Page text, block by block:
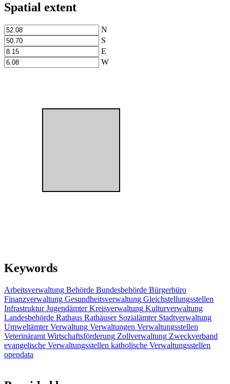
Spatial extent
N
S
E
W
Keywords
Arbeitsverwaltung Behörde Bundesbehörde Bürgerbüro
Finanzverwaltung Gesundheitsverwaltung Gleichstellungsstellen
Infrastruktur Jugendämter Kreisverwaltung Kulturverwaltung
Landesbehörde Rathaus Rathäuser Sozialämter Stadtverwaltung
Umweltämter Verwaltung Verwaltungen Verwaltungsstellen
Veterinäramt Wirtschaftsförderung Zollverwaltung Zweckverband
evangelische Verwaltungsstellen katholische Verwaltungsstellen
opendata